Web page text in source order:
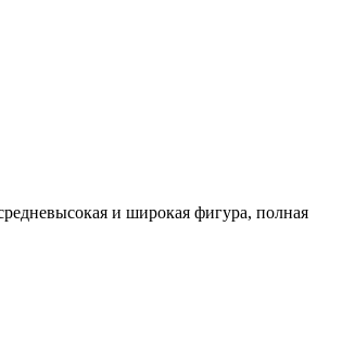
и широкая фигура, полная